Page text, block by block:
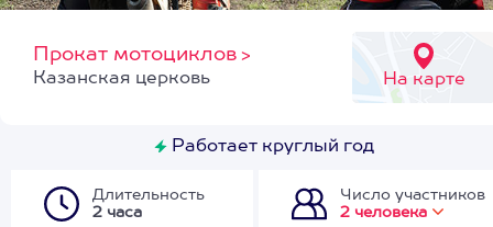
Прокат мотоциклов >
На карте
Казанская церковь
Работает круглый год
Длительность
2 часа
Число участников
2 человека